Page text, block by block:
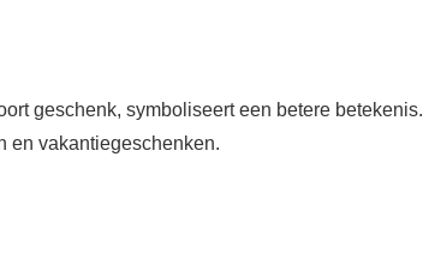
geschenk, symboliseert een betere betekenis.
en vakantiegeschenken.